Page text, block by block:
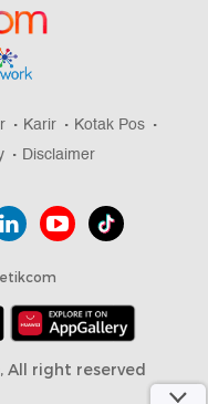
Karir
Kotak Pos
Disclaimer
All right reserved